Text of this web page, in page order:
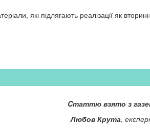
які підлягають реалізації як
Cтаттю взято з
Любов Крута,